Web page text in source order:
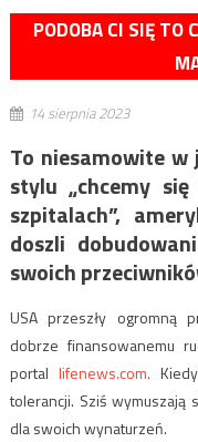
PODOBA CI SIĘ TO
14 sierpnia 2023
To niesamowite w
stylu „chcemy
szpitalach”,
doszli
swoich
USA przeszły ogromną
dobrze finansowanemu
portal lifenews.com.
tolerancji. Sziś wymuszają
dla swoich wynaturzeń.